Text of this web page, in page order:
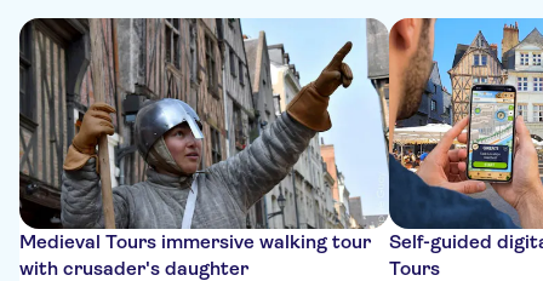
Medieval Tours immersive walking tour
with crusader's daughter
Self-guided
Tours